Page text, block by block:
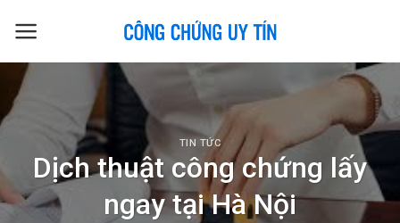
TIN TỨC
Dịch thuật công chứng lấy
ngay tại Hà Nội